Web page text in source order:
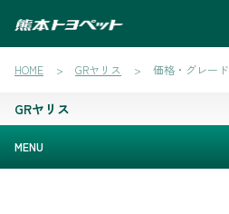
HOME GRヤリス 価格・グレード
GRヤリス
MENU